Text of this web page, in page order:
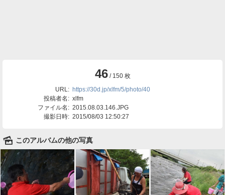
46 / 150 枚
URL: https://30d.jp/xlfm/5/photo/40
投稿者名: xlfm
ファイル名: 2015.08.03.146.JPG
撮影日時: 2015/08/03 12:50:27
🌄 このアルバムの他の写真